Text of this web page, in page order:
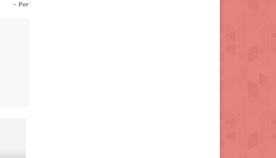
- Por